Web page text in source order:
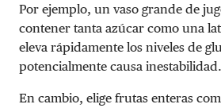
Por ejemplo, un vaso grande de
contener tanta azúcar como una
eleva rápidamente los niveles de
potencialmente causa inestabilidad.
En cambio, elige frutas enteras